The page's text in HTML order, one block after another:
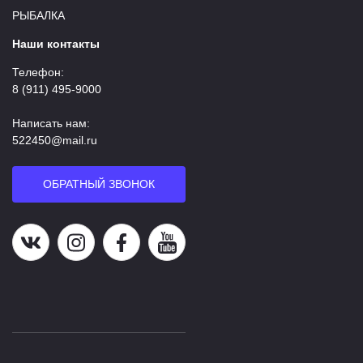
РЫБАЛКА
Наши контакты
Телефон:
8 (911) 495-9000
Написать нам:
522450@mail.ru
ОБРАТНЫЙ ЗВОНОК
Наша группа в ВКНаша страница в Instagram
Наша группа в Facebook
Наш канал на YouTube